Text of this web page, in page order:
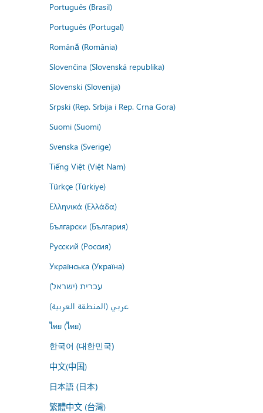
Português (Brasil)
Português (Portugal)
Română (România)
Slovenčina (Slovenská republika)
Slovenski (Slovenija)
Srpski (Rep. Srbija i Rep. Crna Gora)
Suomi (Suomi)
Svenska (Sverige)
Tiếng Việt (Việt Nam)
Türkçe (Türkiye)
Ελληνικά (Ελλάδα)
Български (България)
Русский (Россия)
Українська (Україна)
עברית (ישראל)
عربي (المنطقة العربية)
ไทย (ไทย)
한국어 (대한민국)
中文(中国)
日本語 (日本)
繁體中文 (台灣)